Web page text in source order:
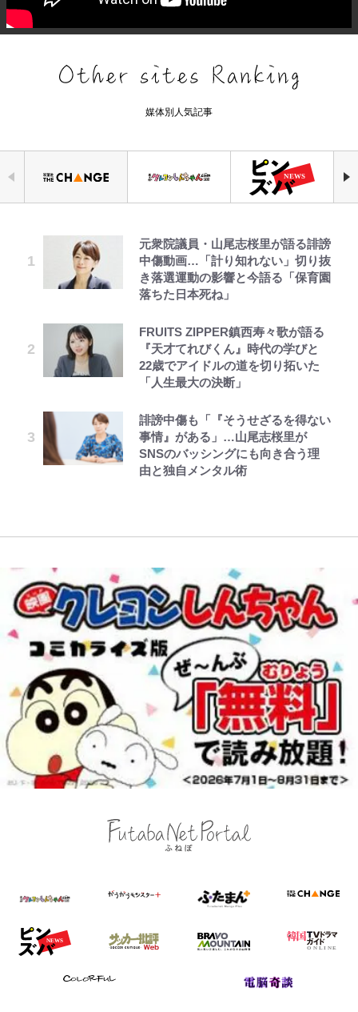
媒体別人気記事
元衆院議員・山尾志桜里が語る誹謗
中傷動画…「計り知れない」切り抜
き落選運動の影響と今語る「保育園
落ちた日本死ね」
FRUITS ZIPPER鎮西寿々歌が語る
『天才てれびくん』時代の学びと
22歳でアイドルの道を切り拓いた
「人生最大の決断」
誹謗中傷も「『そうせざるを得ない
事情』がある」…山尾志桜里が
SNSのバッシングにも向き合う理
由と独自メンタル術
浅草は日本の心だゾ
ボンジュールでポンジュースだゾ
「危ない」「やめて」第1子妊娠中
の田中みな実、ゴリゴリヒール着用
に心配の声…ザックリ衣装にも意見
続々
趣里「ショック」初めて語った“重
い意味” 三山凌輝「無反省メー
ル」文春第2弾で“一家の限界”報道
も
【川口春奈と結婚】板倉滉は「めっ
ちゃモテる」 年収7億円・お洒落・
包容力…超愛される日本代表
公式-ヒロインが来る前に妊娠しま
した~詰んだはずの悪役令嬢です
が、どうやら違うようです~ 第1話
気付くまで 第56話(1)
公式-転生したら平民でした。~生活
します~ 第37話(2)
空の轍と大地の雲と 第1回
レビュー『仮面家族』悠木シュン・
『ONE PIECE』今後の展開に絡ん
できそうな「意味深な表紙連載」
「神」エネルの月での展開に、元王
下七武海の謎めいた過去も…
「BOSS×ポケモン30周年」第2弾
コラボ実施！ 新商品「歴戦の微
糖」や図鑑缶登場にファン歓喜「見
つけたら即購入！」
南や和也だけじゃない！『タッチ』
上杉達也の才能を「いち早く見出し
た人物たち」
｢お土産最高すぎ笑｣｢どうやって入
手？｣ブライトン帰還の三笘薫、同
僚に“ポケカ”をプレゼント！｢薫の
笑顔見れてよかった｣｢大喜びのリ
｢モデルやってる｣｢かっけぇ｣三笘
薫がブライトン新ユニのモデルで完
全復活！“King”の帰還に｢チームか
て…｣
W杯クオーター制への大反発か、
FIFA会長を追い詰めた｢欧州のボイ
やってはいけない！「キャンプツー
リング」での「NGパッキング」7
選！ 安全＆快適につながる「荷物
の順序や位置」積載のコツとは？
アユは「怒らせて掛ける」魚だっ
た！ ルアーを追わせて釣りあげる
「アユイング」のオリジナリティ＆
【自転車】「若いときは登れたんだ
けど……」 グラベルバイクで暑さ
に負けそうなヒルクライム、砂利道